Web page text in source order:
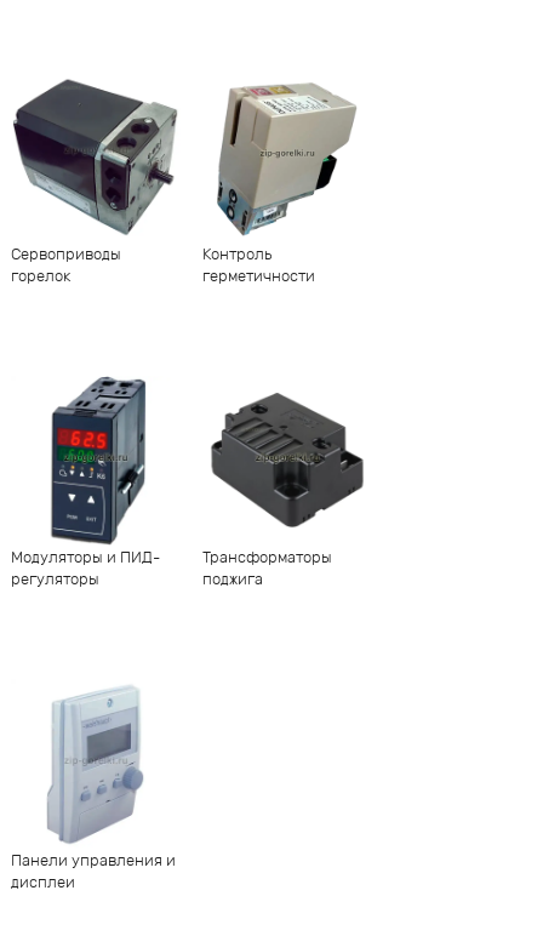
Сервоприводы
горелок
Контроль
герметичности
Модуляторы и ПИД-
регуляторы
Трансформаторы
поджига
Панели управления и
дисплеи